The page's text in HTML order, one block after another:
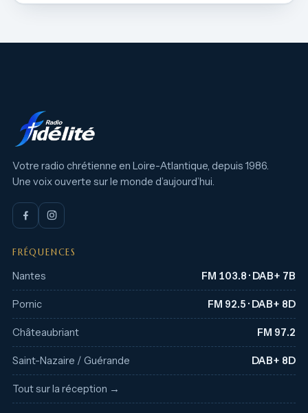
Votre radio chrétienne en Loire-Atlantique, depuis 1986.
Une voix ouverte sur le monde d’aujourd’hui.
FRÉQUENCES
Nantes FM 103.8 · DAB+ 7B
Pornic FM 92.5 · DAB+ 8D
Châteaubriant FM 97.2
Saint-Nazaire / Guérande DAB+ 8D
Tout sur la réception →